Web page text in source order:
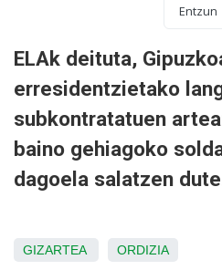
Entzun
ELAk deituta,
erresidentzietako
subkontratatuen
baino gehiagoko
dagoela salatzen
GIZARTEA ORDIZIA